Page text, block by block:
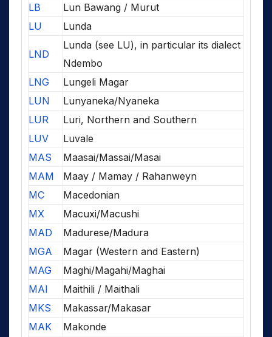
LB
Lun Bawang / Murut
LU
Lunda
LND
Lunda (see LU), in particular its dialect
Ndembo
LNG
Lungeli Magar
LUN
Lunyaneka/Nyaneka
LUR
Luri, Northern and Southern
LUV
Luvale
MAS
Maasai/Massai/Masai
MAM
Maay / Mamay / Rahanweyn
MC
Macedonian
MX
Macuxi/Macushi
MAD
Madurese/Madura
MGA
Magar (Western and Eastern)
MAG
Maghi/Magahi/Maghai
MAI
Maithili / Maithali
MKS
Makassar/Makasar
MAK
Makonde